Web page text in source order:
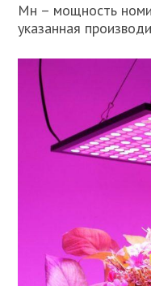
Мн – мощность
указанная